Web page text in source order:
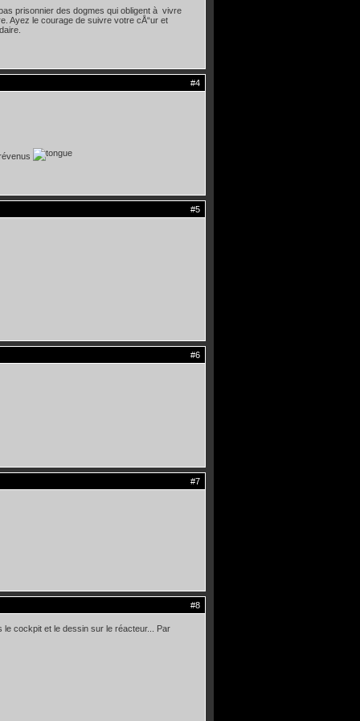
prisonnier des dogmes qui obligent à vivre
Ayez le courage de suivre votre cÅ“ur et
#4
#5
#6
#7
#8
le cockpit et le dessin sur le réacteur... Par